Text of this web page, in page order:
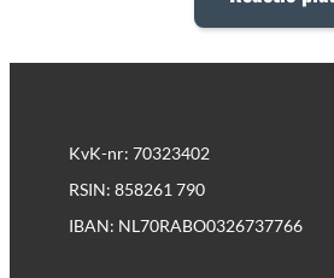
KvK-nr: 70323402
RSIN: 858261 790
IBAN: NL70RABO0326737766